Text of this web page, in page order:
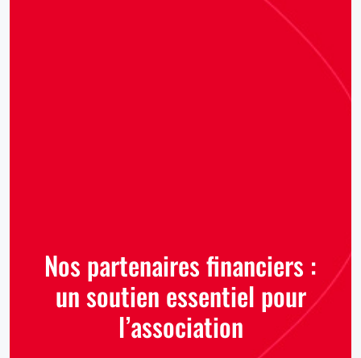
Nos partenaires financiers :
un soutien essentiel pour
l’association